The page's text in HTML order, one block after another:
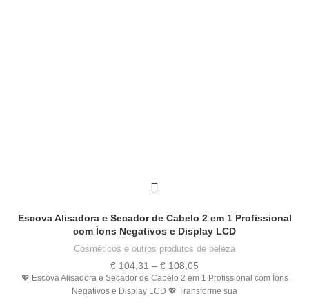
Escova Alisadora e Secador de Cabelo 2 em 1 Profissional
com Íons Negativos e Display LCD
Cosméticos e outros produtos de beleza
€ 104,31 – € 108,05
range:
€ 104,31
💖 Escova Alisadora e Secador de Cabelo 2 em 1 Profissional com Íons
Negativos e Display LCD 💖 Transforme sua